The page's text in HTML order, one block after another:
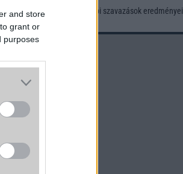
and store
grant or
purposes
a
Korábbi szavazások eredményei